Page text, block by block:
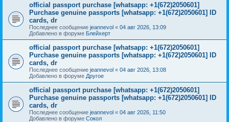
official passport purchase [whatsapp: +1(672)2050601]
Purchase genuine passports [whatsapp: +1(672)2050601] ID
cards, dr
Последнее сообщение jeannevol « 04 авг 2026, 13:09
Добавлено в форуме Блейхерт
official passport purchase [whatsapp: +1(672)2050601]
Purchase genuine passports [whatsapp: +1(672)2050601] ID
cards, dr
Последнее сообщение jeannevol « 04 авг 2026, 13:08
Добавлено в форуме Другое
official passport purchase [whatsapp: +1(672)2050601]
Purchase genuine passports [whatsapp: +1(672)2050601] ID
cards, dr
Последнее сообщение jeannevol « 04 авг 2026, 11:50
Добавлено в форуме Сокол